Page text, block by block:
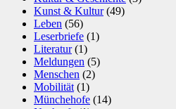
Kunst & Kultur(49)
Leben (56)
Leserbriefe (1)
Literatur(1)
Meldungen (5)
Menschen (2)
Mobilität(1)
Münchehofe (14)